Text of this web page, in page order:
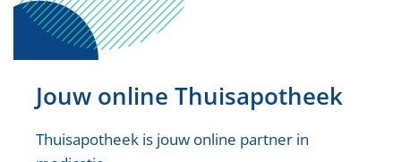
Jouw online Thuisapotheek
Thuisapotheek is jouw online partner in